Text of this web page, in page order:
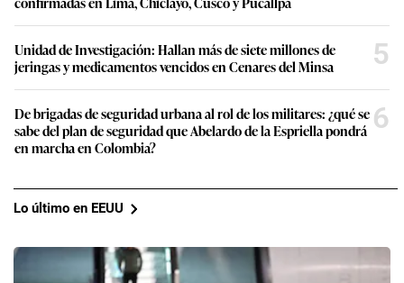
Unidad de Investigación: Hallan más de siete millones de
jeringas y medicamentos vencidos en Cenares del Minsa
5
De brigadas de seguridad urbana al rol de los militares: ¿qué se
sabe del plan de seguridad que Abelardo de la Espriella pondrá
en marcha en Colombia?
6
Lo último en EEUU